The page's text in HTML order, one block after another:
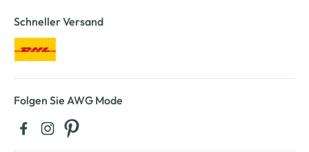
Schneller Versand
Folgen Sie AWG Mode